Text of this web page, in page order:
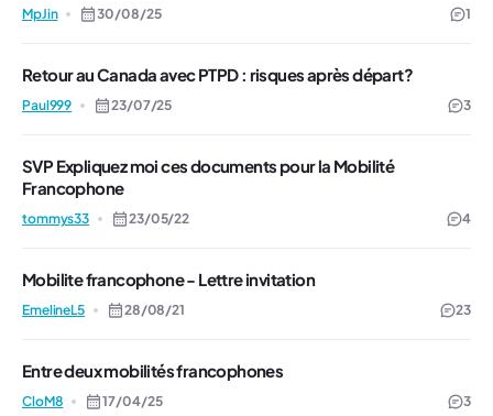
MpJin 30/08/25 1
Retour au Canada avec PTPD : risques après départ?
Paul999 23/07/25 3
SVP Expliquez moi ces documents pour la Mobilité
Francophone
tommys33 23/05/22 4
Mobilite francophone - Lettre invitation
EmelineL5 28/08/21 23
Entre deux mobilités francophones
CloM8 17/04/25 3